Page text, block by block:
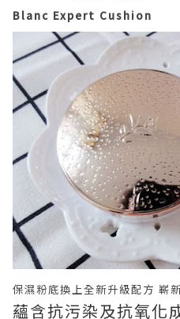
Blanc Expert Cushion
保濕粉底換上全新升級配方 嶄
蘊含抗污染及抗氧化